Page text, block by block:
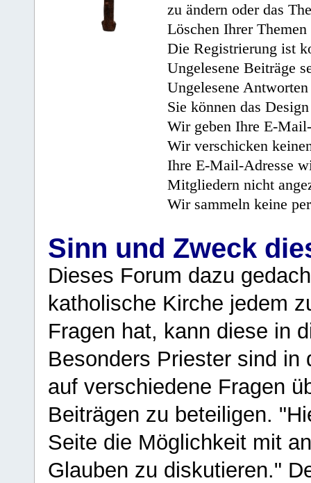
zu ändern oder das
Löschen Ihrer
Die Registrierung ist
Ungelesene Beiträge
Ungelesene
Sie können das
Wir geben Ihre E-
Wir verschicken
Ihre E-Mail-Adresse
Mitgliedern nicht
Wir sammeln keine
Sinn und Zweck
Dieses Forum dazu
katholische Kirche jedem
Fragen hat, kann diese in
Besonders Priester sind in
auf verschiedene Fragen
Beiträgen zu beteiligen.
Seite die Möglichkeit mit
Glauben zu diskutieren."